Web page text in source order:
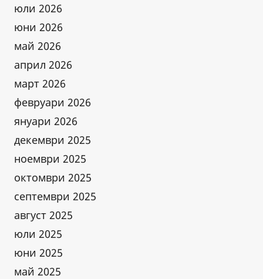
юли 2026
юни 2026
май 2026
април 2026
март 2026
февруари 2026
януари 2026
декември 2025
ноември 2025
октомври 2025
септември 2025
август 2025
юли 2025
юни 2025
май 2025